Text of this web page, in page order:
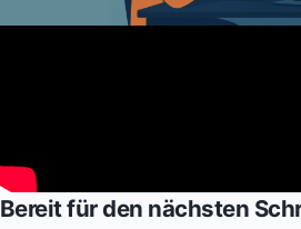
Bereit für den nächsten